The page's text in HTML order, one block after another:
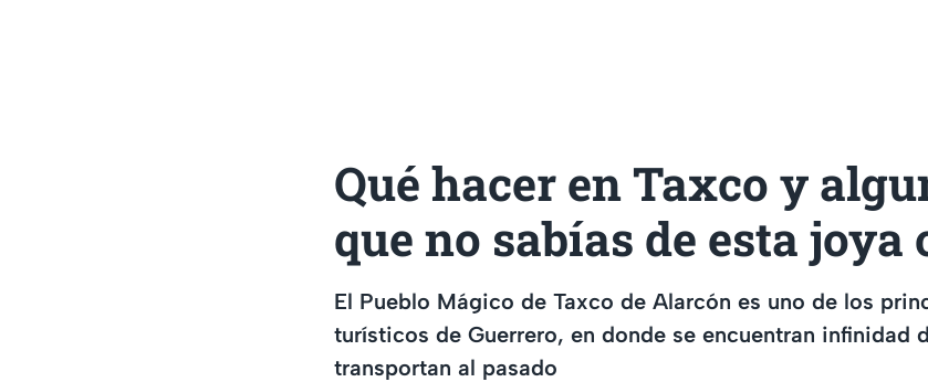
Qué hacer en Taxco y
que no sabías de esta
El Pueblo Mágico de Taxco de Alarcón es uno de los
turísticos de Guerrero, en donde se encuentran infinidad
transportan al pasado